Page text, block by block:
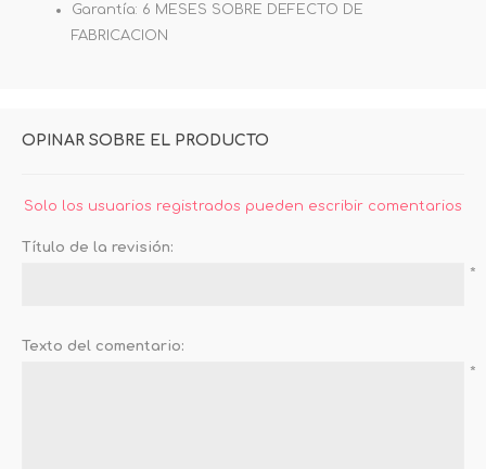
Garantía: 6 MESES SOBRE DEFECTO DE
FABRICACION
OPINAR SOBRE EL PRODUCTO
Solo los usuarios registrados pueden escribir comentarios
Título de la revisión:
*
Texto del comentario:
*